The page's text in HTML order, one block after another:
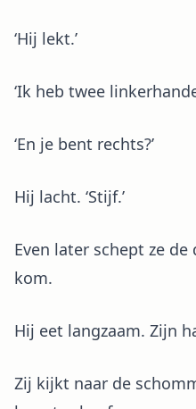
‘Hij lekt.’
‘Ik heb twee
‘En je bent rechts?’
Hij lacht. ‘Stijf.’
Even later schept ze
kom.
Hij eet langzaam. Zijn
Zij kijkt naar de